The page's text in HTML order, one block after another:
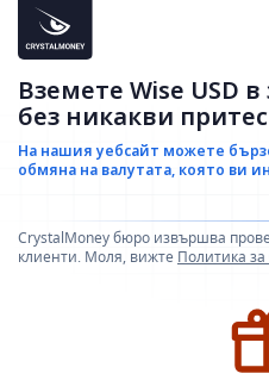
Вземете Wise USD
без никакви
На нашия уебсайт можете
обмяна на валутата, която ви
CrystalMoney бюро извършва
клиенти. Моля, вижте Политика